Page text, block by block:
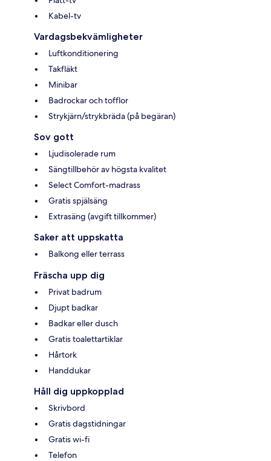
Kabel-tv
Vardagsbekvämligheter
Luftkonditionering
Takfläkt
Minibar
Badrockar och tofflor
Strykjärn/strykbräda (på begäran)
Sov gott
Ljudisolerade rum
Sängtillbehör av högsta kvalitet
Select Comfort-madrass
Gratis spjälsäng
Extrasäng (avgift tillkommer)
Saker att uppskatta
Balkong eller terrass
Fräscha upp dig
Privat badrum
Djupt badkar
Badkar eller dusch
Gratis toalettartiklar
Hårtork
Handdukar
Håll dig uppkopplad
Skrivbord
Gratis dagstidningar
Gratis wi-fi
Telefon